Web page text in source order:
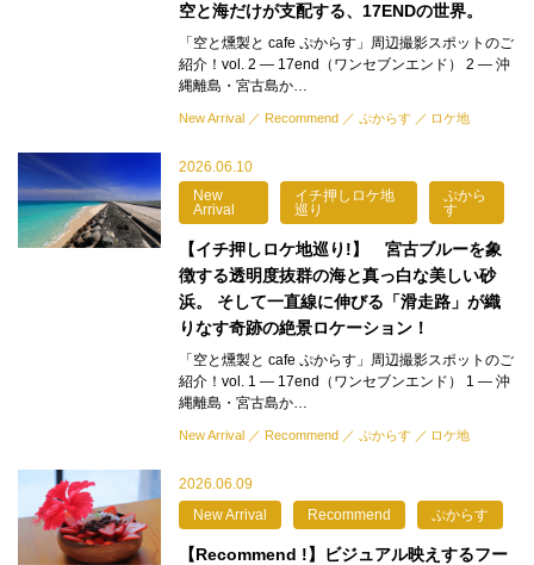
空と海だけが支配する、17ENDの世界。
「空と燻製と cafe ぷからす」周辺撮影スポットのご
紹介！vol. 2 — 17end（ワンセブンエンド） 2 — 沖
縄離島・宮古島か…
New Arrival Recommend ぷからす ロケ地
2026.06.10
New
Arrival
イチ押しロケ地
巡り
ぷから
す
【イチ押しロケ地巡り!】 宮古ブルーを象
徴する透明度抜群の海と真っ白な美しい砂
浜。 そして一直線に伸びる「滑走路」が織
りなす奇跡の絶景ロケーション！
「空と燻製と cafe ぷからす」周辺撮影スポットのご
紹介！vol. 1 — 17end（ワンセブンエンド） 1 — 沖
縄離島・宮古島か…
New Arrival Recommend ぷからす ロケ地
2026.06.09
New Arrival
Recommend ぷからす
【Recommend !】ビジュアル映えするフー